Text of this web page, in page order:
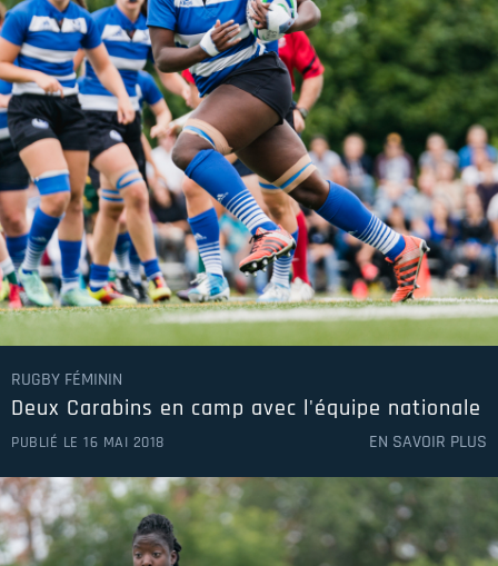
RUGBY FÉMININ
Deux Carabins en camp avec l'équipe nationale
PUBLIÉ LE 16 MAI 2018 EN SAVOIR PLUS